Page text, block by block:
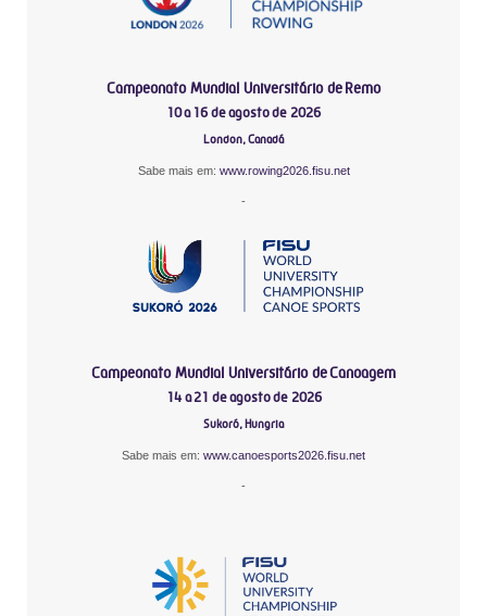
Campeonato Mundial Universitário de Remo
10 a 16 de agosto de 2026
London, Canadá
Sabe mais em: www.rowing2026.fisu.net
-
Campeonato Mundial Universitário de Canoagem
14 a 21 de agosto de 2026
Sukoró, Hungria
Sabe mais em: www.canoesports2026.fisu.net
-